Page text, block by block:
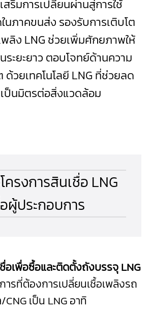
สริมการเปลี่ยนผ่านสู่การใช้
นภาคขนส่ง รองรับการเติบโต
พลิง LNG ช่วยเพิ่มศักยภาพให้
ะยะยาว ตอบโจทย์ด้านความ
ด้วยเทคโนโลยี LNG ที่ช่วยลด
ป็นมิตรต่อสิ่งแวดล้อม
ครงการสินเชื่อ LNG
ผู้ประกอบการ
อเพื่อซื้อและติดตั้งถังบรรจุ LNG
รที่ต้องการเปลี่ยนเชื้อเพลิงรถ
เป็น LNG อาทิ